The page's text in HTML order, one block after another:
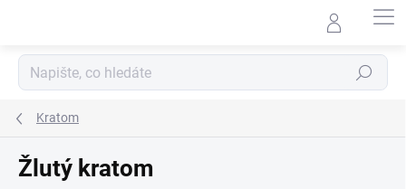
Hledat
Kratom
Žlutý kratom